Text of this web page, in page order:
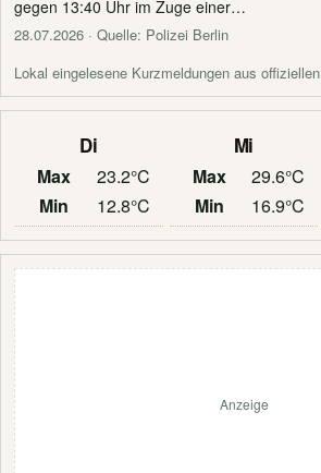
gegen 13:40 Uhr im Zuge einer…
28.07.2026 · Quelle: Polizei Berlin
Lokal eingelesene Kurzmeldungen aus
Di
Max
23.2°C
Min
12.8°C
Mi
Max
29.6°C
Min
16.9°C
Anzeige